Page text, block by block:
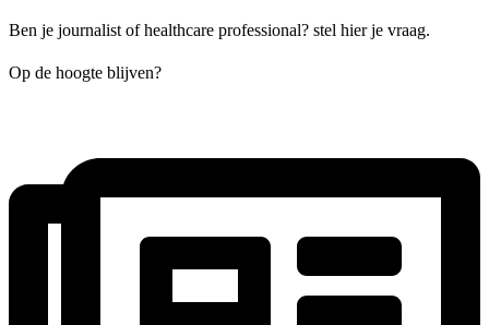
Ben je journalist of healthcare professional? stel hier je vraag.
Op de hoogte blijven?